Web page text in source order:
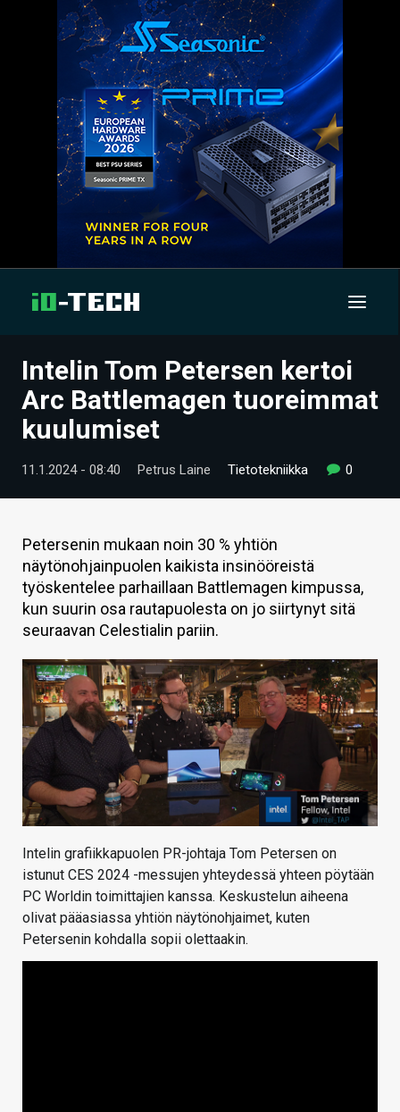
UUTISET
ARTIKKELIT
VIDEOT
TECHBBS
TIETOA
HINTA.FI
KAUPPA
HAKU
Intelin Tom Petersen kertoi
Arc Battlemagen tuoreimmat
kuulumiset
11.1.2024 - 08:40 Petrus Laine Tietotekniikka 0
Petersenin mukaan noin 30 % yhtiön
näytönohjainpuolen kaikista insinööreistä
työskentelee parhaillaan Battlemagen kimpussa,
kun suurin osa rautapuolesta on jo siirtynyt sitä
seuraavan Celestialin pariin.
Intelin grafiikkapuolen PR-johtaja Tom Petersen on
istunut CES 2024 -messujen yhteydessä yhteen pöytään
PC Worldin toimittajien kanssa. Keskustelun aiheena
olivat pääasiassa yhtiön näytönohjaimet, kuten
Petersenin kohdalla sopii olettaakin.